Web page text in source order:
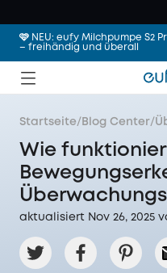
🩷 NEU: eufy Milchpumpe S2
– freihändig und überall
Startseite/ Blog Center/
Wie
aktualisiert Nov 26, 2025